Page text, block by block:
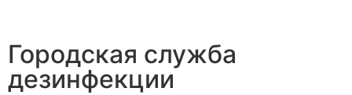
Городская служба
дезинфекции